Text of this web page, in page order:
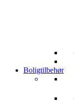
Boligtilbehør